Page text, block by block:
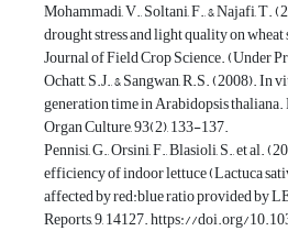
Mohammadi, V., Soltani, F., & Najafi, T.
drought stress and light quality on
Journal of Field Crop Science. (Under
Ochatt, S.J., & Sangwan, R.S. (2008). In
generation time in Arabidopsis thaliana.
Organ Culture, 93(2), 133-137.
Pennisi, G., Orsini, F., Blasioli, S., et al.
efficiency of indoor lettuce (Lactuca
affected by red:blue ratio provided by
Reports, 9, 14127. https://doi.org/